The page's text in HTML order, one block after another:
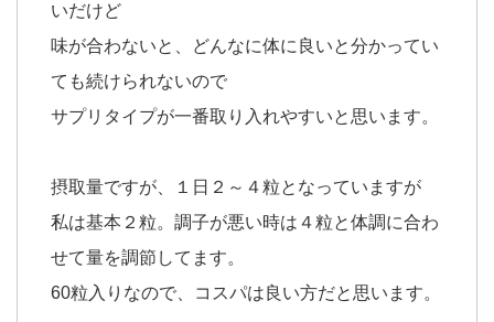
いだけど
味が合わないと、どんなに体に良いと分かってい
ても続けられないので
サプリタイプが一番取り入れやすいと思います。
摂取量ですが、１日２～４粒となっていますが
私は基本２粒。調子が悪い時は４粒と体調に合わ
せて量を調節してます。
60粒入りなので、コスパは良い方だと思います。